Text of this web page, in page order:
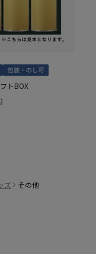
トBOX
ズ その他